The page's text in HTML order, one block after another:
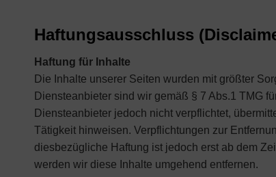
Haftungsausschluss
Haftung für Inhalte
Die Inhalte unserer Seiten wurden mit größter
Diensteanbieter sind wir gemäß § 7 Abs.1 TMG
Diensteanbieter jedoch nicht verpflichtet,
Tätigkeit hinweisen. Verpflichtungen zur
diesbezügliche Haftung ist jedoch erst ab dem
werden wir diese Inhalte umgehend entfernen.